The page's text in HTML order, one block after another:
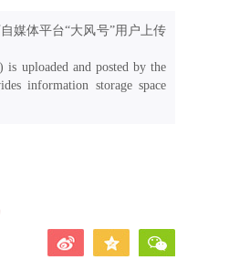
媒体平台“大风号”用户上传
uploaded and posted by the
information storage space